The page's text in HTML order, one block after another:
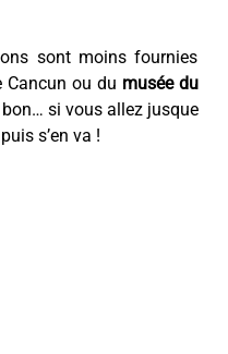
sont moins fournies
Cancun ou du musée du
si vous allez jusque
s’en va !